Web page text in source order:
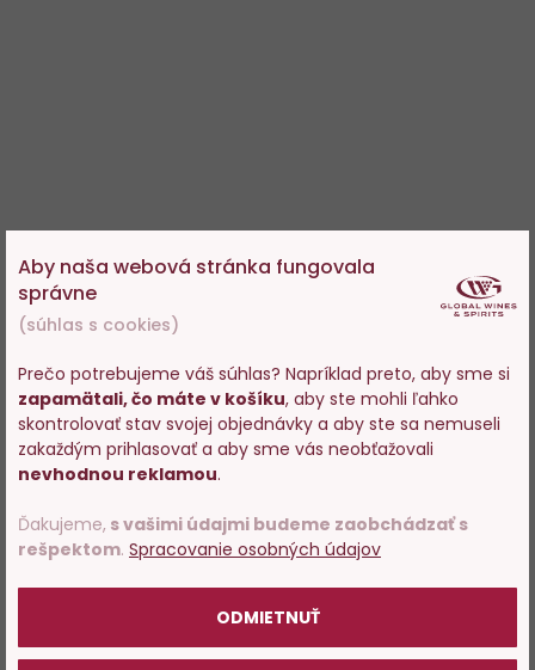
Aby naša webová stránka fungovala
správne
(súhlas s cookies)
Prečo potrebujeme váš súhlas? Napríklad preto, aby sme si
zapamätali, čo máte v košíku, aby ste mohli ľahko
skontrolovať stav svojej objednávky a aby ste sa nemuseli
zakaždým prihlasovať a aby sme vás neobťažovali
nevhodnou reklamou.
Ďakujeme, s vašimi údajmi budeme zaobchádzať s
rešpektom. Spracovanie osobných údajov
ODMIETNUŤ
Vstupujete na stránky s
predajom alkoholu. Prosím
potvrďte, že Vám už bolo 18